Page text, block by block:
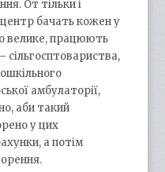
От тільки і
бачать кожен у
велике, працюють
сільгосптовариства,
амбулаторії,
аби такий
у цих
а потім